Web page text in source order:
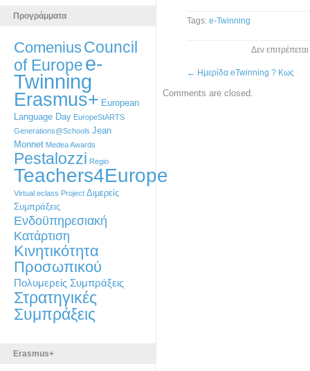
Προγράμματα
ComeniusCouncil
of Europee-
Twinning
Erasmus+ European
Language Day EuropeStARTS
Generations@Schools Jean
Monnet Medea Awards
Pestalozzi Regio
Teachers4Europe
Virtual eclass Project Διμερείς
Συμπράξεις
Ενδοϋπηρεσιακή
Κατάρτιση
Κινητικότητα
Προσωπικού
Πολυμερείς Συμπράξεις
Στρατηγικές
Συμπράξεις
Erasmus+
Tags: e-Twinning
Δεν
← Ημερίδα eTwinning ? Κως
Comments are closed.